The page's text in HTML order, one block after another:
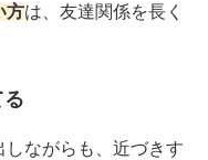
方は、友達関係を長く
ながらも、近づきす